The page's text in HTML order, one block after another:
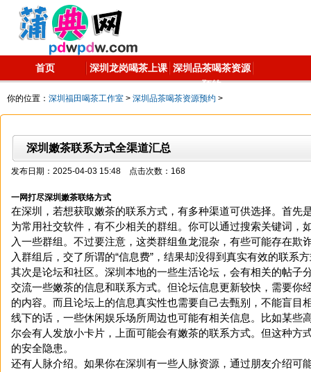
首页 深圳龙岗喝茶上课 深圳品茶喝茶资源
预约
你的位置： 深圳福田喝茶工作室 > 深圳品茶喝茶资源预约 >
深圳嫩茶联系方式全渠道汇总
发布日期：2025-04-03 15:48 点击次数：168
一网打尽深圳嫩茶联络方式
在深圳，若想获取嫩茶的联系方式，有多种渠道可供选择。首先
为常用社交软件，有不少相关的群组。你可以通过搜索关键词，
入一些群组。不过要注意，这类群组鱼龙混杂，有些可能存在欺
入群组后，交了所谓的“信息费”，结果却没得到真实有效的联系
其次是论坛和社区。深圳本地的一些生活论坛，会有相关的帖子
交流一些嫩茶的信息和联系方式。但论坛信息更新较快，需要你
的内容。而且论坛上的信息真实性也需要自己去甄别，不能盲目
线下的话，一些休闲娱乐场所周边也可能有相关信息。比如某些
尔会有人发放小卡片，上面可能会有嫩茶的联系方式。但这种方
的安全隐患。
还有人脉介绍。如果你在深圳有一些人脉资源，通过朋友介绍可